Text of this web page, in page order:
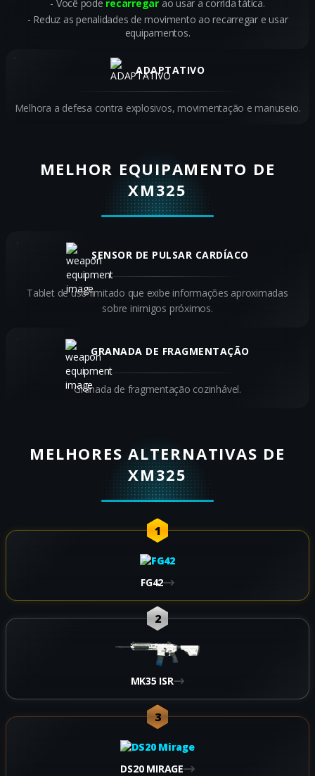
Você pode recarregarao usar a corrida tática.
Reduz as penalidades de movimento ao recarregar e usar
equipamentos.
ADAPTATIVO
Melhora a defesa contra explosivos, movimentação e manuseio.
MELHOR EQUIPAMENTO DE
XM325
SENSOR DE PULSAR CARDÍACO
Tablet de uso limitado que exibe informações aproximadas
sobre inimigos próximos.
GRANADA DE FRAGMENTAÇÃO
Granada de fragmentação cozinhável.
MELHORES ALTERNATIVAS DE
XM325
1
FG42
2
MK35 ISR
3
DS20 MIRAGE